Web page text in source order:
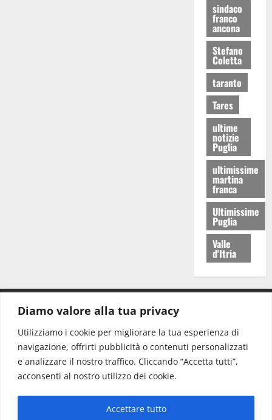
Diamo valore alla tua privacy
Utilizziamo i cookie per migliorare la tua esperienza di
navigazione, offrirti pubblicità o contenuti personalizzati
e analizzare il nostro traffico. Cliccando “Accetta tutti”,
acconsenti al nostro utilizzo dei cookie.
Accettare tutto
sindaco
franco
ancona
Stefano
Coletta
taranto
Tares
ultime
notizie
Puglia
ultimissime
martina
franca
Ultimissime
Puglia
Valle
d'Itria
Redazione: redazione@www.martinasera.it
Direttore:direttore@www.martinasera.it
Info & Commerciale:info@www.martinasera.it